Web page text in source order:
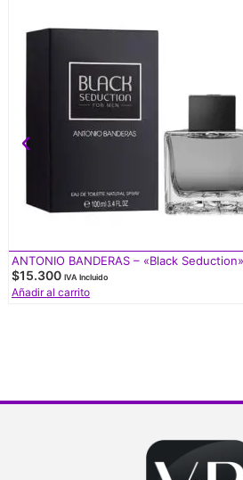
ANTONIO BANDERAS – «Black
$15.300 IVA Incluido
Añadir al carrito